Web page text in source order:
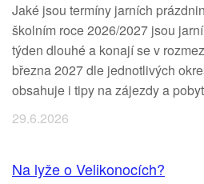
Jaké jsou termíny jarních
školním roce 2026/2027 jsou
týden dlouhé a konají se v
března 2027 dle jednotlivých
obsahuje i tipy na zájezdy a
29.6.2026
Na lyže o Velikonocích?